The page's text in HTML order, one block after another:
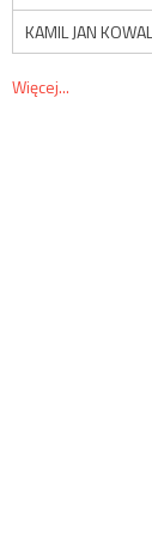
KAMIL JAN
Więcej...